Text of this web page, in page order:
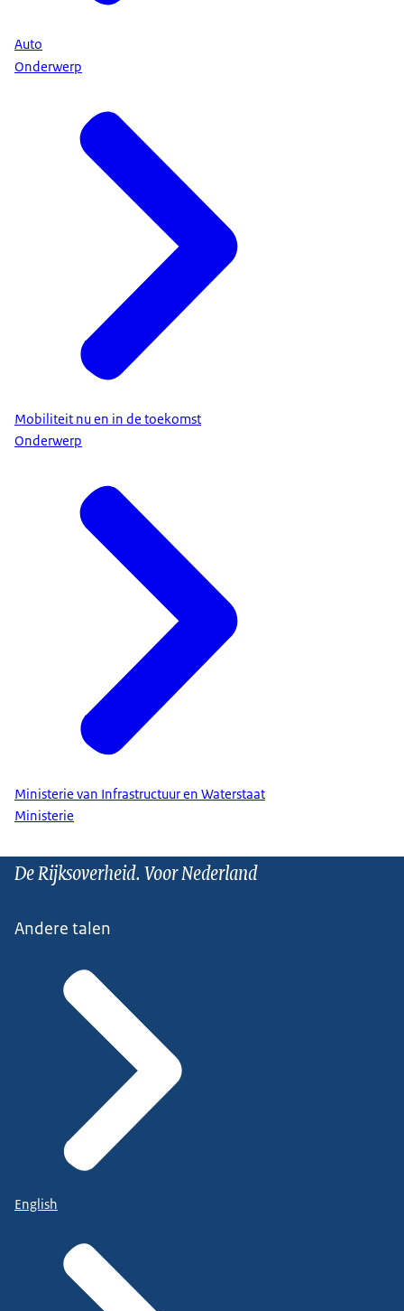
Auto
Onderwerp
Mobiliteit nu en in de toekomst
Onderwerp
Ministerie van Infrastructuur en Waterstaat
Ministerie
De Rijksoverheid. Voor Nederland
Andere talen
English